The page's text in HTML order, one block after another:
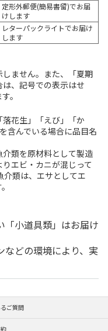
定形外郵便(簡易書留)でお届
けします
レターパックライトでお届け
します
ません。また、「夏期
、記号での表示はせ
。
花生」「えび」「か
含んでいる場合に品目名
類を原材料として製造
エビ・カニが混じって
介類は、エサとしてエ
「小道具類」はお届け
などの環境により、実
ご質問